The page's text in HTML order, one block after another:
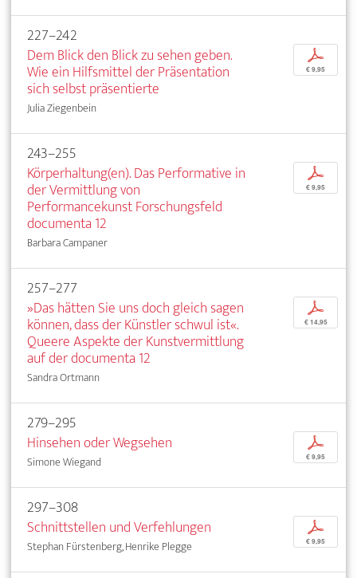
227–242
Dem Blick den Blick zu sehen geben.
Wie ein Hilfsmittel der Präsentation
sich selbst präsentierte
Julia Ziegenbein
p
€ 9,95
243–255
Körperhaltung(en). Das Performative in
der Vermittlung von
Performancekunst Forschungsfeld
documenta 12
Barbara Campaner
p
€ 9,95
257–277
»Das hätten Sie uns doch gleich sagen
können, dass der Künstler schwul ist«.
Queere Aspekte der Kunstvermittlung
auf der documenta 12
Sandra Ortmann
p
€ 14,95
279–295
Hinsehen oder Wegsehen
Simone Wiegand
p
€ 9,95
297–308
Schnittstellen und Verfehlungen
Stephan Fürstenberg, Henrike Plegge
p
€ 9,95